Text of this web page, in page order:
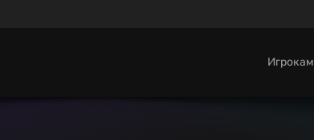
Игрокам